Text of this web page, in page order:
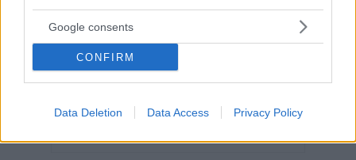
Google consents
CONFIRM
Data Deletion Data Access Privacy Policy